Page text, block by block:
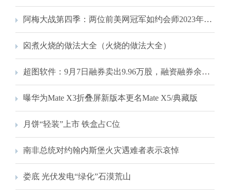
阿梅大战第四季：两位前美网冠军如约会师2023年美网半决赛
囟煮火烧的做法大全（火烧的做法大全）
超图软件：9月7日融券卖出9.96万股，融资融券余额4.2亿元
曝华为Mate X3折叠屏新版本更名Mate X5/典藏版
月饼“轻装”上市 铁盒占C位
南非总统对约翰内斯堡火灾遇难者表示哀悼
娄底 光伏发电“绿化”石漠荒山